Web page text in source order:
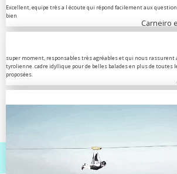
Excellent, equipe très a l écoute qui répond facilement aux
bien
Carneiro
super moment, responsables très agréables et qui nous rassurent
tyrolienne. cadre idyllique pour de belles balades en plus de toutes
proposées.